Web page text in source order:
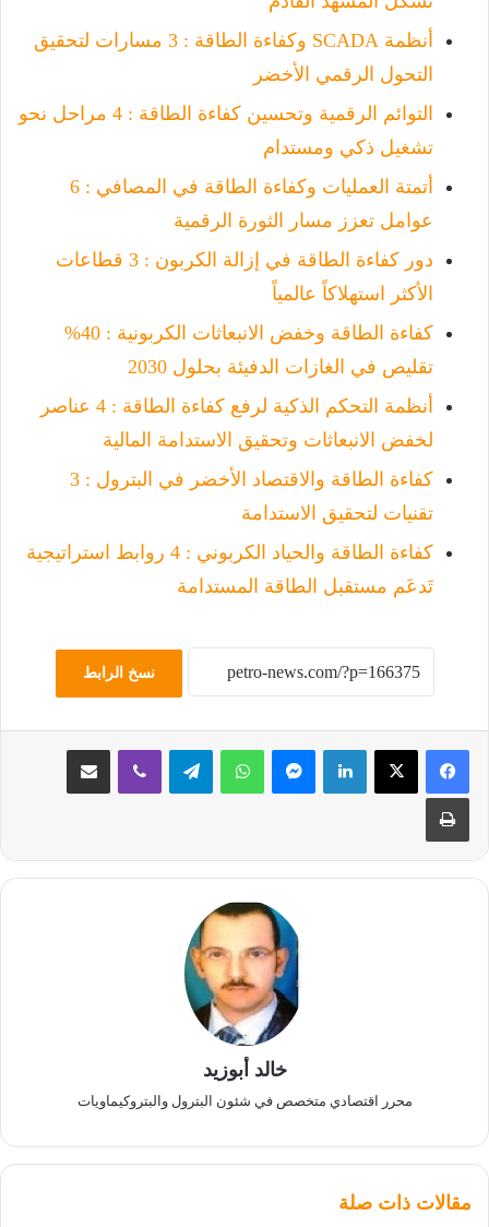
أنظمة SCADA وكفاءة الطاقة : 3 مسارات لتحقيق
التحول الرقمي الأخضر
التوائم الرقمية وتحسين كفاءة الطاقة : 4 مراحل نحو
تشغيل ذكي ومستدام
أتمتة العمليات وكفاءة الطاقة في المصافي : 6
عوامل تعزز مسار الثورة الرقمية
دور كفاءة الطاقة في إزالة الكربون : 3 قطاعات
الأكثر استهلاكاً عالمياً
كفاءة الطاقة وخفض الانبعاثات الكربونية : 40%
تقليص في الغازات الدفيئة بحلول 2030
أنظمة التحكم الذكية لرفع كفاءة الطاقة : 4 عناصر
لخفض الانبعاثات وتحقيق الاستدامة المالية
كفاءة الطاقة والاقتصاد الأخضر في البترول : 3
تقنيات لتحقيق الاستدامة
كفاءة الطاقة والحياد الكربوني : 4 روابط استراتيجية
تَدعَم مستقبل الطاقة المستدامة
نسخ الرابط
لينكدإن ماسنجر واتساب تيلقرام ڤايبر مشاركة عبر البريد
طباعة
خالد أبوزيد
محرر اقتصادي متخصص في شئون البترول والبتروكيماويات
مقالات ذات صلة